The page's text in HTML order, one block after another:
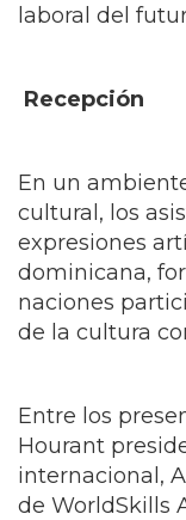
laboral del
Recepción
En un
cultural, los
expresiones
dominicana,
naciones
de la cultura
Entre los
Hourant
internacional,
de WorldSkills